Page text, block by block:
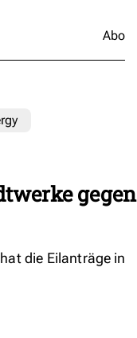
Abo
gegen
die Eilanträge in